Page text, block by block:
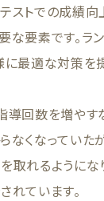
ストでの成績向
な要素です。
に最適な対策を
導回数を増やす
なくなっていた
取れるようにな
れています。